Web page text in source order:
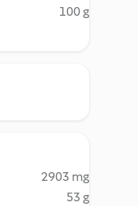
100 g
2903 mg
53 g